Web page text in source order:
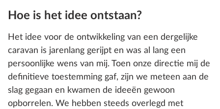
Hoe is het idee ontstaan?
Het idee voor de ontwikkeling van een dergelijke
caravan is jarenlang gerijpt en was al lang een
persoonlijke wens van mij. Toen onze directie mij de
definitieve toestemming gaf, zijn we meteen aan de
slag gegaan en kwamen de ideeën gewoon
opborrelen. We hebben steeds overlegd met